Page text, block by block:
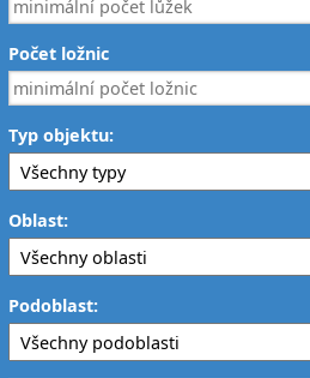
Počet ložnic
Typ objektu:
Oblast:
Podoblast: